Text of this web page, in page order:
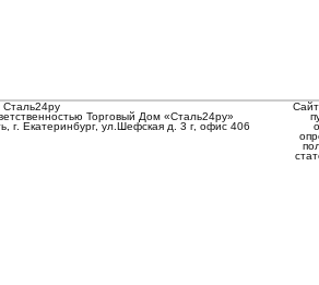
Торговый Дом «Сталь24ру»
г. Екатеринбург, ул.Шефская д. 3 г, офис 406